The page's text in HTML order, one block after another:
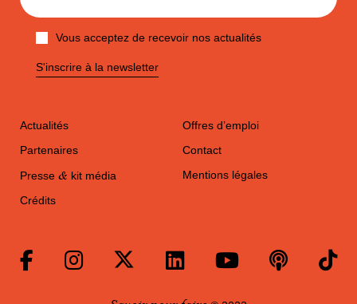
Vous acceptez de recevoir nos actualités
S'inscrire à la newsletter
Actualités
Offres d’emploi
Partenaires
Contact
Presse & kit média
Mentions légales
Crédits